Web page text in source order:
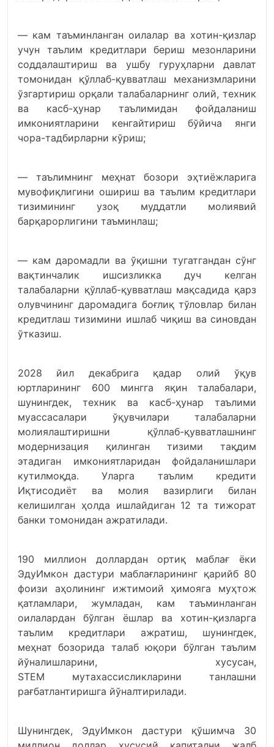
— кам таъминланган оилалар ва хотин-қизлар
учун таълим кредитлари бериш мезонларини
соддалаштириш ва ушбу гуруҳларни давлат
томонидан қўллаб-қувватлаш механизмларини
ўзгартириш орқали талабаларнинг олий, техник
ва касб-ҳунар таълимидан фойдаланиш
имкониятларини кенгайтириш бўйича янги
чора-тадбирларни кўриш;
— таълимнинг меҳнат бозори эҳтиёжларига
мувофиқлигини ошириш ва таълим кредитлари
тизимининг узоқ муддатли молиявий
барқарорлигини таъминлаш;
— кам даромадли ва ўқишни тугатгандан сўнг
вақтинчалик ишсизликка дуч келган
талабаларни қўллаб-қувватлаш мақсадида қарз
олувчининг даромадига боғлиқ тўловлар билан
кредитлаш тизимини ишлаб чиқиш ва синовдан
ўтказиш.
2028 йил декабрига қадар олий ўқув
юртларининг 600 мингга яқин талабалари,
шунингдек, техник ва касб-ҳунар таълими
муассасалари ўқувчилари талабаларни
молиялаштиришни қўллаб-қувватлашнинг
модернизация қилинган тизими тақдим
этадиган имкониятларидан фойдаланишлари
кутилмоқда. Уларга таълим кредити
Иқтисодиёт ва молия вазирлиги билан
келишилган ҳолда ишлайдиган 12 та тижорат
банки томонидан ажратилади.
190 миллион доллардан ортиқ маблағ ёки
ЭдуИмкон дастури маблағларининг қарийб 80
фоизи аҳолининг ижтимоий ҳимояга муҳтож
қатламлари, жумладан, кам таъминланган
оилалардан бўлган ёшлар ва хотин-қизларга
таълим кредитлари ажратиш, шунингдек,
меҳнат бозорида талаб юқори бўлган таълим
йўналишларини, хусусан,
STEM мутахассисликларини танлашни
рағбатлантиришга йўналтирилади.
Шунингдек, ЭдуИмкон дастури қўшимча 30